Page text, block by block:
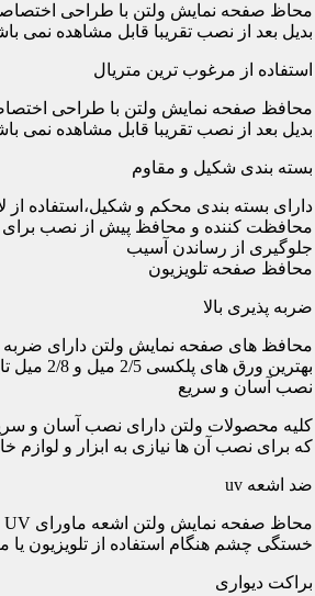
محاظ صفحه نمایش ولتن با طراحی
بدیل بعد از نصب تقریبا قابل مشاهده نمی
استفاده از مرغوب ترین متریال
محافظ صفحه نمایش ولتن با طراحی
بدیل بعد از نصب تقریبا قابل مشاهده نمی
بسته بندی شکیل و مقاوم
دارای بسته بندی محکم و شکیل،استفاده
محافظت کننده و محافظ پیش از نصب برای
جلوگیری از رساندن آسیب
محافظ صفحه تلویزیون
ضربه پذیری بالا
محافظ های صفحه نمایش ولتن دارای ضربه
بهترین ورق های پلکسی 2/5 میل و 2/8 میل تایوانی ساخته شدند.
نصب آسان و سریع
کلیه محصولات ولتن دارای نصب آسان و
که برای نصب آن ها نیازی به ابزار و
ضد اشعه uv
خستگی چشم هنگام استفاده از تلویزیون یا
براکت دیواری